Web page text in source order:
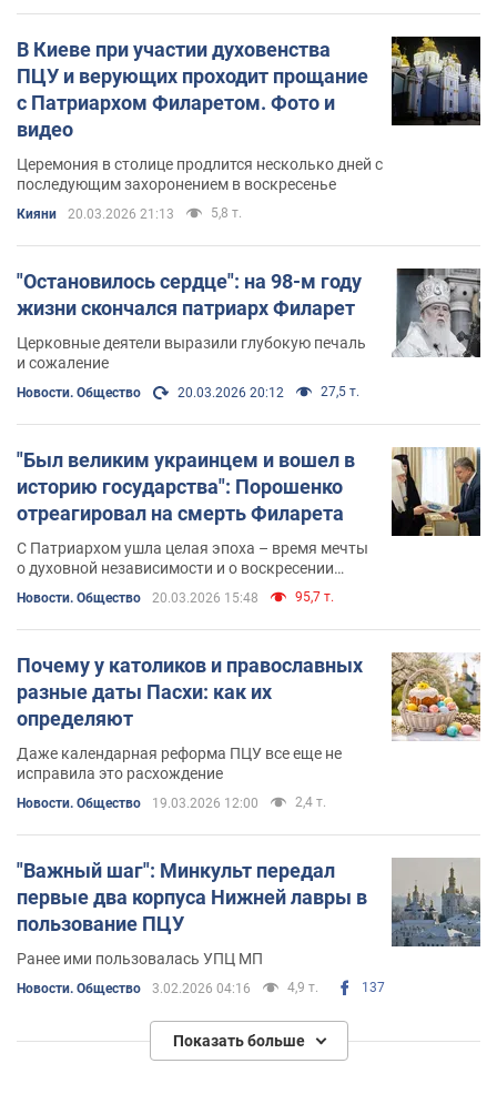
В Киеве при участии духовенства
ПЦУ и верующих проходит прощание
с Патриархом Филаретом. Фото и
видео
Церемония в столице продлится несколько дней с
последующим захоронением в воскресенье
Кияни 20.03.2026 21:13 5,8 т.
"Остановилось сердце": на 98-м году
жизни скончался патриарх Филарет
Церковные деятели выразили глубокую печаль
и сожаление
Новости. Общество 20.03.2026 20:12 27,5 т.
"Был великим украинцем и вошел в
историю государства": Порошенко
отреагировал на смерть Филарета
С Патриархом ушла целая эпоха – время мечты
о духовной независимости и о воскресении
Новости. Общество 20.03.2026 15:48 95,7 т.
Почему у католиков и православных
разные даты Пасхи: как их
определяют
Даже календарная реформа ПЦУ все еще не
исправила это расхождение
Новости. Общество 19.03.2026 12:00 2,4 т.
"Важный шаг": Минкульт передал
первые два корпуса Нижней лавры в
пользование ПЦУ
Ранее ими пользовалась УПЦ МП
Новости. Общество 3.02.2026 04:16 4,9 т. 137
Показать больше